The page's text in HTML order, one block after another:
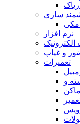
سازی
نرم افزار
و غیاب
تعمیرات